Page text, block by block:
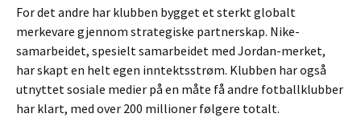
For det andre har klubben bygget et sterkt globalt
merkevare gjennom strategiske partnerskap. Nike-
samarbeidet, spesielt samarbeidet med Jordan-merket,
har skapt en helt egen inntektsstrøm. Klubben har også
utnyttet sosiale medier på en måte få andre fotballklubber
har klart, med over 200 millioner følgere totalt.